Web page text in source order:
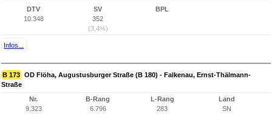
DTV
10.348
SV
352
(3,4%)
BPL
Infos...
B 173 OD Flöha, Augustusburger Straße (B 180) - Falkenau, Ernst-Thälmann-
Straße
Nr.
9.323
B-Rang
6.796
L-Rang
283
Land
SN